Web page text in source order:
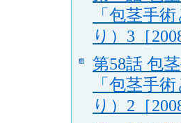
「包茎手
り）3［
第58話 包
「包茎手
り）2［